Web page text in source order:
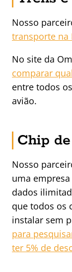
Nosso
transporte na
No site da
comparar
entre todos
avião.
Chip
Nosso
uma
dados
que todos os
instalar sem
para
ter 5% de